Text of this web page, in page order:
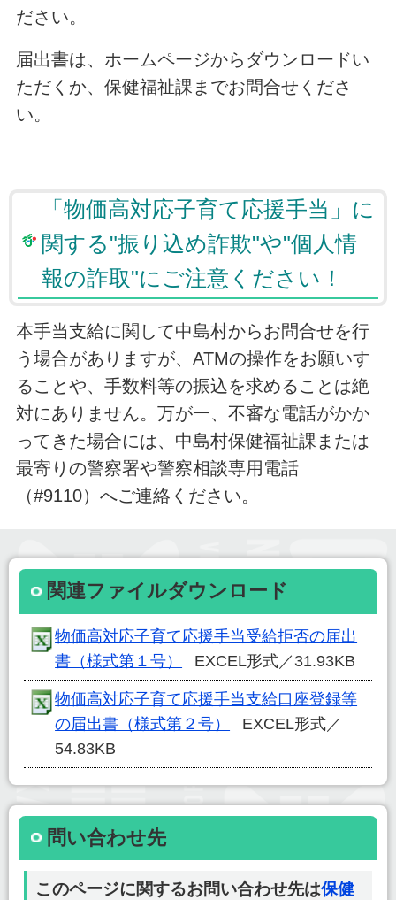
ださい。
届出書は、ホームページからダウンロードい
ただくか、保健福祉課までお問合せくださ
い。
「物価高対応子育て応援手当」に
関する"振り込め詐欺"や"個人情
報の詐取"にご注意ください！
本手当支給に関して中島村からお問合せを行
う場合がありますが、ATMの操作をお願いす
ることや、手数料等の振込を求めることは絶
対にありません。万が一、不審な電話がかか
ってきた場合には、中島村保健福祉課または
最寄りの警察署や警察相談専用電話
（#9110）へご連絡ください。
関連ファイルダウンロード
物価高対応子育て応援手当受給拒否の届出
書（様式第１号）
EXCEL形式／31.93KB
物価高対応子育て応援手当支給口座登録等
の届出書（様式第２号）
EXCEL形式／
54.83KB
問い合わせ先
このページに関するお問い合わせ先は保健